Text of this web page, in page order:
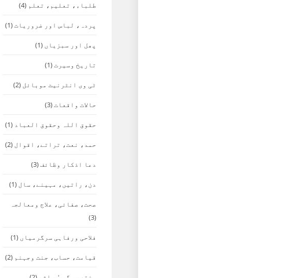
طلباء، تعلیم، تعلم (4)
پردہ، لباس اور ضروریات(1)
پھل اور سبزیاں (1)
تاریخ وسیرت(1)
ٹی وی انٹرنیٹ موبائل (2)
حالات واقعات(3)
حقوق اللہ وحقوق العباد (1)
حمد، نعت، تراتے، اقوال (2)
دعا اذکار وظائف(3)
دن، راتیں، مہینے، سال (1)
صحت، صفائی، علاج ومعالجہ
(3)
فلاحی ورفاہی سرگرمیاں (1)
قیامت، حساب، جنت وجہنم (2)